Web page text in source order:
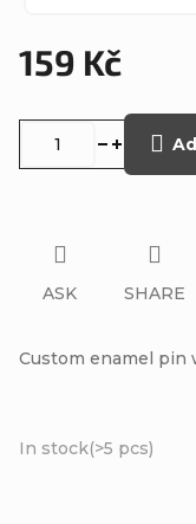
159 Kč
In stock(>5 pcs)
Custom enamel pin
ASK SHARE